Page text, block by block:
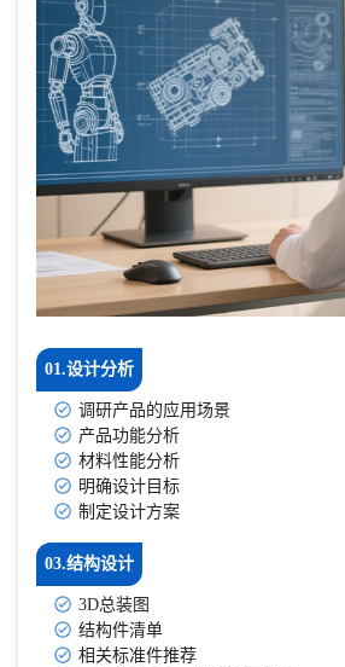
01.设计分析
调研产品的应用场景
产品功能分析
材料性能分析
明确设计目标
制定设计方案
03.结构设计
3D总装图
结构件清单
相关标准件推荐